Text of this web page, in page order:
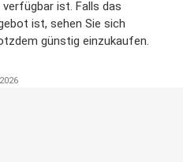
ist. Falls das
ist, sehen Sie sich
günstig einzukaufen.